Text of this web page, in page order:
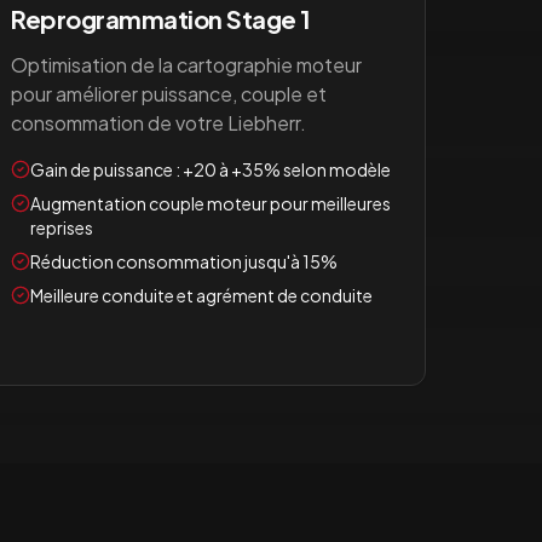
Reprogrammation Stage 1
Optimisation de la cartographie moteur
pour améliorer puissance, couple et
consommation de votre Liebherr.
Gain de puissance : +20 à +35% selon modèle
Augmentation couple moteur pour meilleures
reprises
Réduction consommation jusqu'à 15%
Meilleure conduite et agrément de conduite